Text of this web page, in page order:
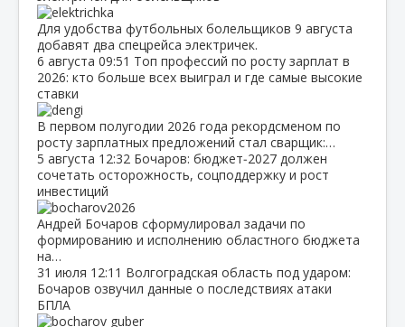
Для удобства футбольных болельщиков 9 августа
добавят два спецрейса электричек.
6 августа 09:51 Топ профессий по росту зарплат в
2026: кто больше всех выиграл и где самые высокие
ставки
В первом полугодии 2026 года рекордсменом по
росту зарплатных предложений стал сварщик:…
5 августа 12:32 Бочаров: бюджет‑2027 должен
сочетать осторожность, соцподдержку и рост
инвестиций
Андрей Бочаров сформулировал задачи по
формированию и исполнению областного бюджета
на…
31 июля 12:11 Волгоградская область под ударом:
Бочаров озвучил данные о последствиях атаки
БПЛА